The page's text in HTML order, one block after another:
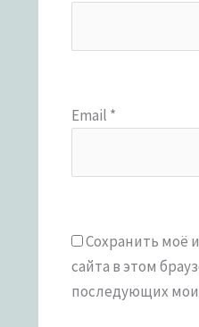
Email *
Сохранить моё
сайта в этом
последующих